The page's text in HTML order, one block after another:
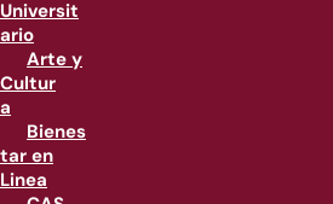
Universit
ario
Arte y
Cultur
a
Bienes
tar en
Linea